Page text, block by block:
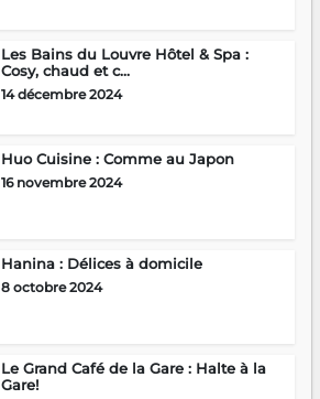
Les Bains du Louvre Hôtel & Spa :
Cosy, chaud et c...
14 décembre 2024
Huo Cuisine : Comme au Japon
16 novembre 2024
Hanina : Délices à domicile
8 octobre 2024
Le Grand Café de la Gare : Halte à la
Gare!